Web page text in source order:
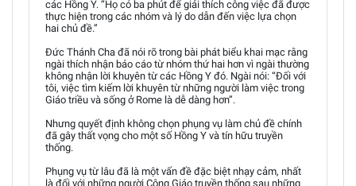
các Hồng Y. “Họ có ba phút để giải thích công việc đã được
thực hiện trong các nhóm và lý do dẫn đến việc lựa chọn
hai chủ đề.”
Đức Thánh Cha đã nói rõ trong bài phát biểu khai mạc rằng
ngài thích nhận báo cáo từ nhóm thứ hai hơn vì ngài thường
không nhận lời khuyên từ các Hồng Y đó. Ngài nói: “Đối với
tôi, việc tìm kiếm lời khuyên từ những người làm việc trong
Giáo triều và sống ở Rome là dễ dàng hơn”.
Nhưng quyết định không chọn phụng vụ làm chủ đề chính
đã gây thất vọng cho một số Hồng Y và tín hữu truyền
thống.
Phụng vụ từ lâu đã là một vấn đề đặc biệt nhạy cảm, nhất
là đối với những người Công Giáo truyền thống sau những